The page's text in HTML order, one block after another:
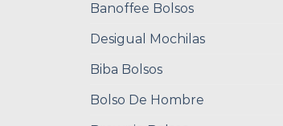
Banoffee Bolsos
Desigual Mochilas
Biba Bolsos
Bolso De Hombre